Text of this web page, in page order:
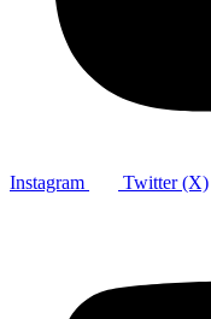
Instagram Twitter (X)